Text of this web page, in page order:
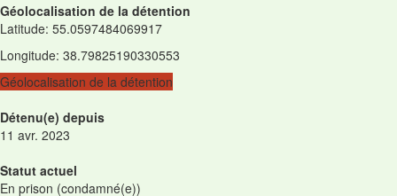
Géolocalisation de la détention
Latitude: 55.0597484069917
Longitude: 38.79825190330553
Géolocalisation de la détention
Détenu(e) depuis
11 avr. 2023
Statut actuel
En prison (condamné(e))